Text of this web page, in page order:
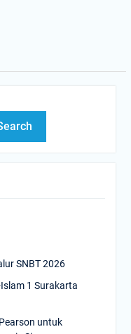
SNBT 2026
1 Surakarta
untuk